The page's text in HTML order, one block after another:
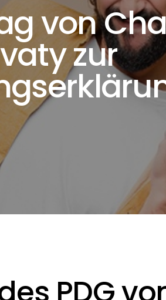
von
zur